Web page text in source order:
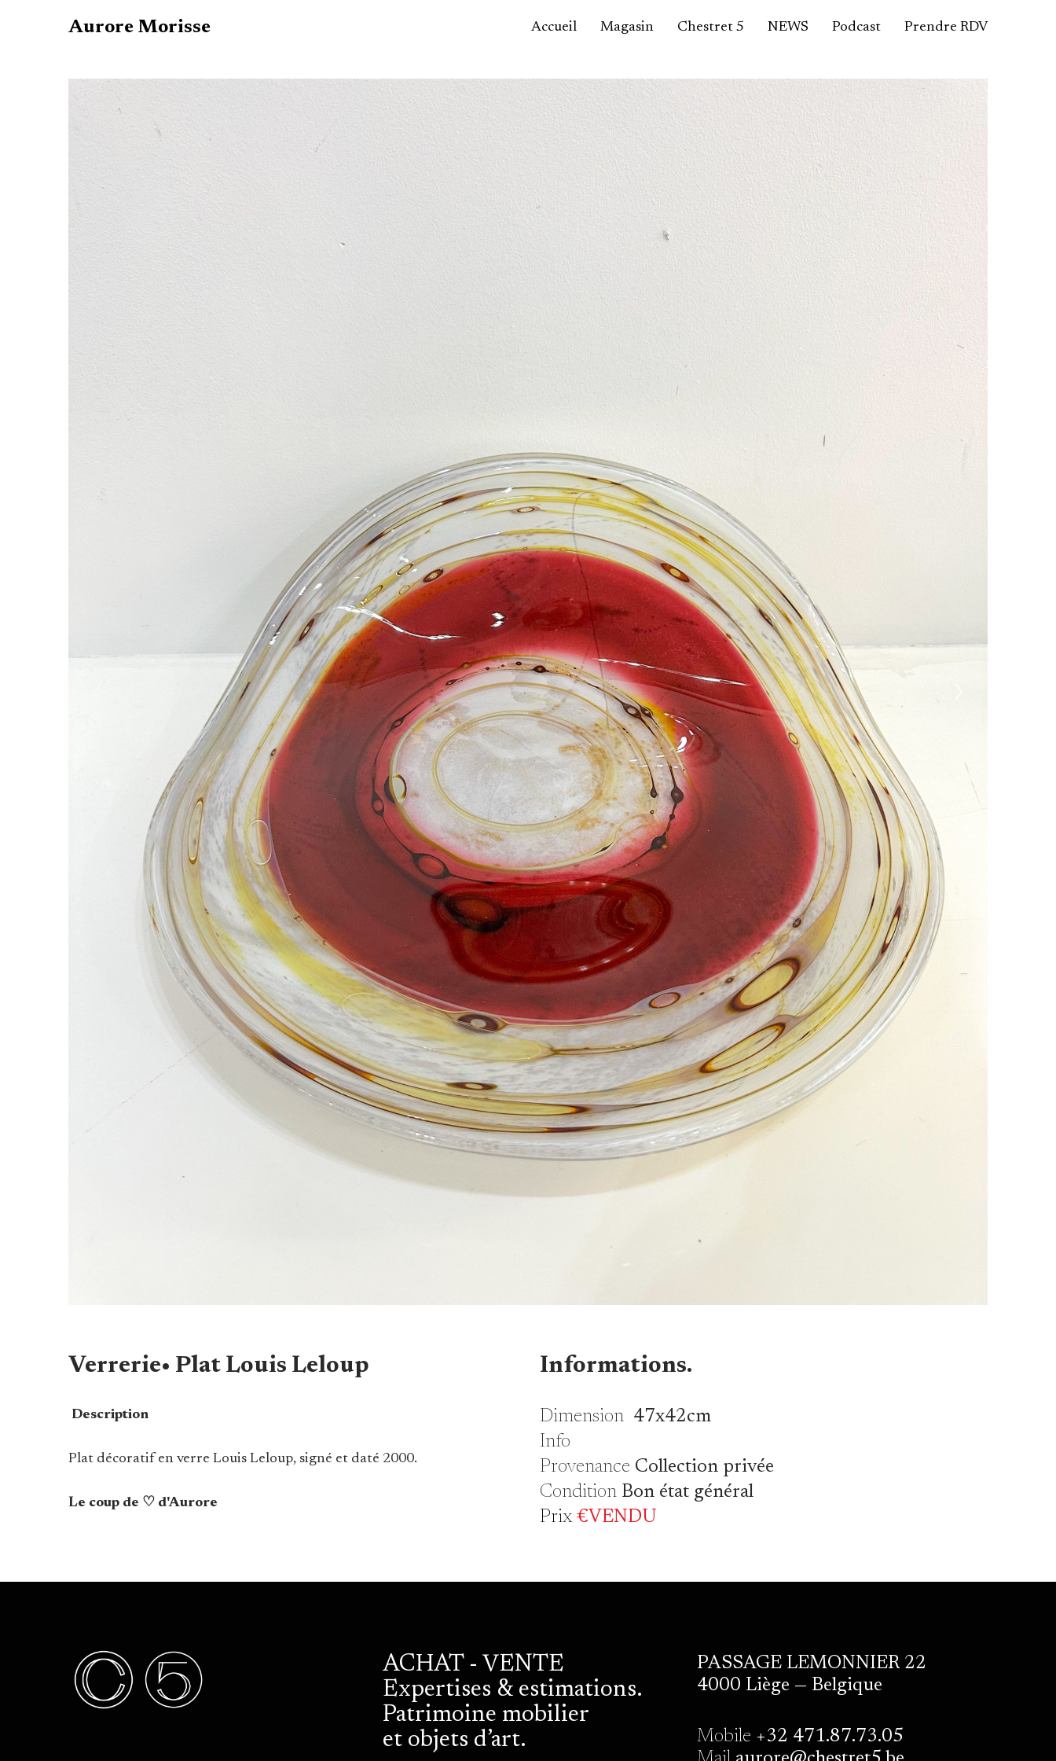
Aurore Morisse Accueil Magasin
maroquinerie
Asie / Afrique
Bijoux, montres
Céramique
Luminaires
Sculptures
Tableaux
Chestret 5 NEWS Podcast Prendre RDV
Verrerie• Plat Louis Leloup
Description
Plat décoratif en verre Louis Leloup, signé et daté 2000.
Le coup de ♡ d'Aurore
Informations.
Dimension47x42cm
Info
Provenance Collection privée
Condition Bon état général
Prix€VENDU
ACHAT - VENTE
Expertises & estimations.
Patrimoine mobilier
et objets d’art.
PASSAGE LEMONNIER 22
4000 Liège — Belgique
Mobile +32 471.87.73.05